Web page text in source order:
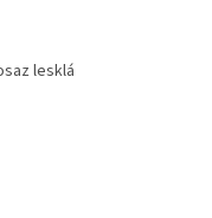
lesklá